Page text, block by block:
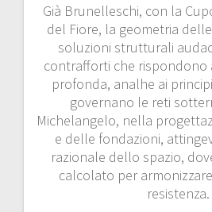
Già Brunelleschi, con la
del Fiore, la geometria
soluzioni strutturali
contrafforti che rispondono
profonda, analhe ai
governano le reti
Michelangelo, nella
e delle fondazioni,
razionale dello spazio,
calcolato per
resistenza.